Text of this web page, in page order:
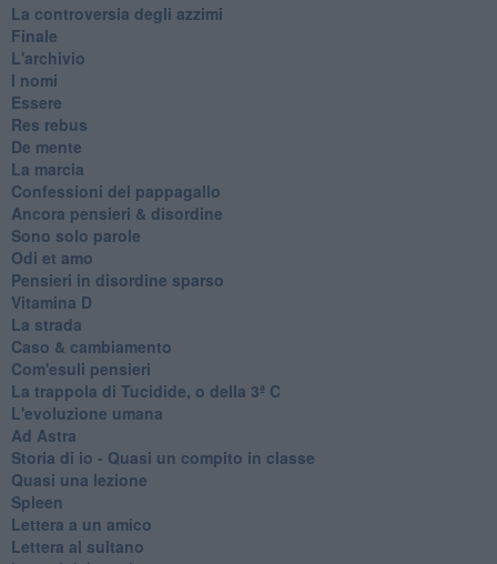
La controversia degli azzimi
Finale
L'archivio
I nomi
Essere
Res rebus
De mente
La marcia
Confessioni del pappagallo
Ancora pensieri & disordine
Sono solo parole
Odi et amo
Pensieri in disordine sparso
Vitamina D
La strada
Caso & cambiamento
Com'esuli pensieri
La trappola di Tucidide, o della 3ª C
L'evoluzione umana
Ad Astra
Storia di io - Quasi un compito in classe
Quasi una lezione
Spleen
Lettera a un amico
Lettera al sultano